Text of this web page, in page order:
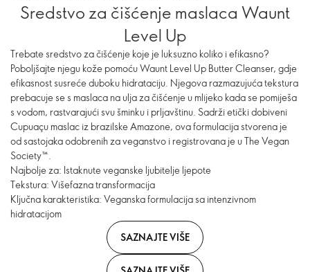
Sredstvo za čišćenje maslaca Waunt
Level Up
Trebate sredstvo za čišćenje koje je luksuzno koliko i efikasno?
Poboljšajte njegu kože pomoću Waunt Level Up Butter Cleanser, gdje
efikasnost susreće duboku hidrataciju. Njegova razmazujuća tekstura
prebacuje se s maslaca na ulja za čišćenje u mlijeko kada se pomiješa
s vodom, rastvarajući svu šminku i prljavštinu. Sadrži etički dobiveni
Cupuaçu maslac iz brazilske Amazone, ova formulacija stvorena je
od sastojaka odobrenih za veganstvo i registrovana je u The Vegan
Society™.
Najbolje za: Istaknute veganske ljubitelje ljepote
Tekstura: Višefazna transformacija
Ključna karakteristika: Veganska formulacija sa intenzivnom
hidratacijom
SAZNAJTE VIŠE